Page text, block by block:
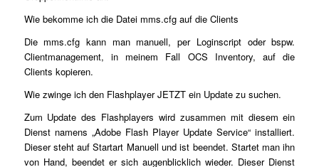
Wie bekomme ich die Datei mms.cfg auf die Clients
Die mms.cfg kann man manuell, per Loginscript oder bspw.
Clientmanagement, in meinem Fall OCS Inventory, auf die
Clients kopieren.
Wie zwinge ich den Flashplayer JETZT ein Update zu suchen.
Zum Update des Flashplayers wird zusammen mit diesem ein
Dienst namens „Adobe Flash Player Update Service“ installiert.
Dieser steht auf Startart Manuell und ist beendet. Startet man ihn
von Hand, beendet er sich augenblicklich wieder. Dieser Dienst